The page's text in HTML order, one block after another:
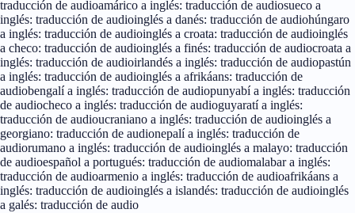
traducción de audioamárico a inglés: traducción de audiosueco a
inglés: traducción de audioinglés a danés: traducción de audiohúngaro
a inglés: traducción de audioinglés a croata: traducción de audioinglés
a checo: traducción de audioinglés a finés: traducción de audiocroata a
inglés: traducción de audioirlandés a inglés: traducción de audiopastún
a inglés: traducción de audioinglés a afrikáans: traducción de
audiobengalí a inglés: traducción de audiopunyabí a inglés: traducción
de audiocheco a inglés: traducción de audioguyaratí a inglés:
traducción de audioucraniano a inglés: traducción de audioinglés a
georgiano: traducción de audionepalí a inglés: traducción de
audiorumano a inglés: traducción de audioinglés a malayo: traducción
de audioespañol a portugués: traducción de audiomalabar a inglés:
traducción de audioarmenio a inglés: traducción de audioafrikáans a
inglés: traducción de audioinglés a islandés: traducción de audioinglés
a galés: traducción de audio